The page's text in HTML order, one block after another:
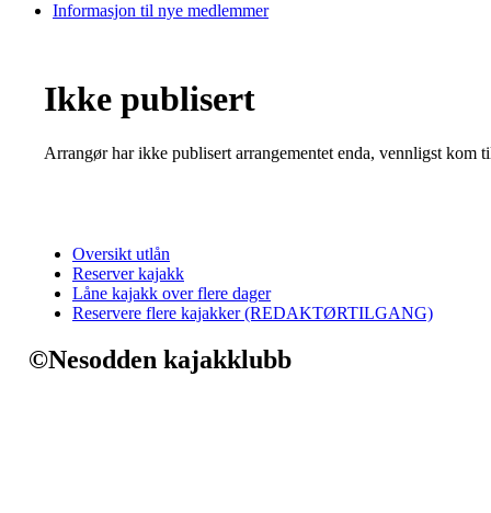
Informasjon til nye medlemmer
Ikke publisert
Arrangør har ikke publisert arrangementet enda, vennligst kom
Oversikt utlån
Reserver kajakk
Låne kajakk over flere dager
Reservere flere kajakker (REDAKTØRTILGANG)
©Nesodden kajakklubb